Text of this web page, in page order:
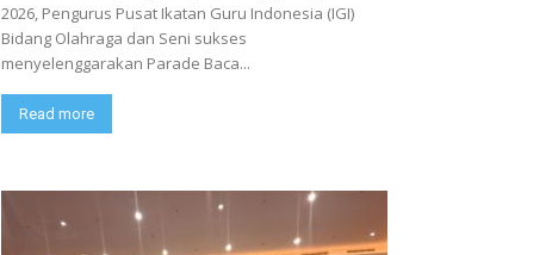
2026, Pengurus Pusat Ikatan Guru Indonesia (IGI)
Bidang Olahraga dan Seni sukses
menyelenggarakan Parade Baca...
Read more